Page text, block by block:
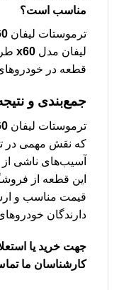
مناسب است؟
ترموستات لیفان
لیفان مدل x60
قطعه در
جمع‌بندی و
ترموستات لیفان
که نقش مهمی در
آسیب‌های ناشی از
این قطعه از
قیمت مناسب و
دارندگان
جهت خرید یا
کارشناسان ما